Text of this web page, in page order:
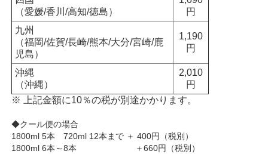
（愛媛/香川/高知/徳島）
円
九州
（福岡/佐賀/長崎/熊本/大分/宮崎/鹿
児島）
1,190
円
沖縄
（沖縄）
2,010
円
※ 上記金額に10％の税が別途かかります。
◆クール便の場合
1800ml 5本 720ml 12本まで ＋ 400円（税別）
1800ml 6本～8本 ＋660円（税別）